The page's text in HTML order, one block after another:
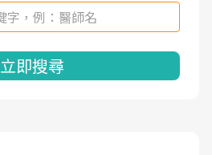
立即搜尋